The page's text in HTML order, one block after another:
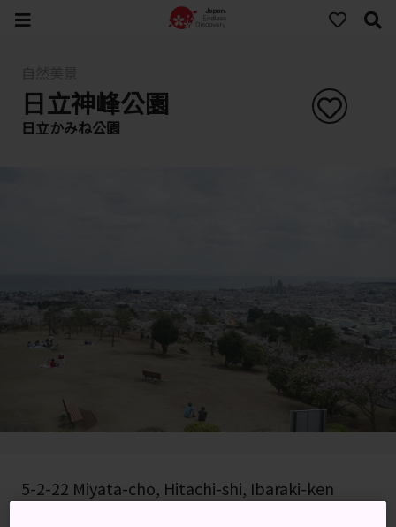
日立神峰公園
日立かみね公園
5-2-22 Miyata-cho, Hitachi-shi, Ibaraki-ken